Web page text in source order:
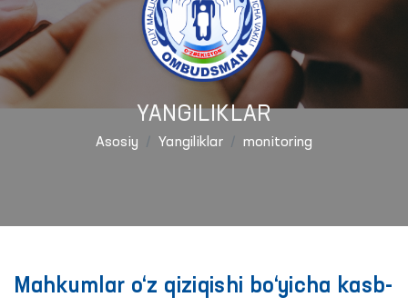
YANGILIKLAR
Asosiy Yangiliklar monitoring
Mahkumlar o‘z qiziqishi bo‘yicha kasb-